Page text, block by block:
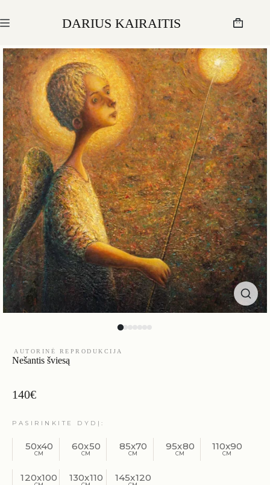
content
DARIUS KAIRAITIS Krepšelis
AUTORINĖ REPRODUKCIJA
Nešantis šviesą
140€
PASIRINKITE DYDĮ
50x40 60x50 85x70 95x80 110x90
120x100 130x110 145x120